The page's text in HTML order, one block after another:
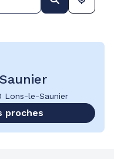
Lons-le-Saunier
proches